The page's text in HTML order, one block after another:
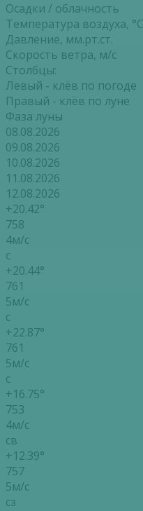
Осадки / облачность
Температура воздуха, °С
Давление, мм.рт.ст.
Скорость ветра, м/с
Столбцы:
Левый - клёв по погоде
Правый - клёв по луне
Фаза луны
08.08.2026
09.08.2026
10.08.2026
11.08.2026
12.08.2026
+20.42°
758
4м/с
с
+20.44°
761
5м/с
с
+22.87°
761
5м/с
с
+16.75°
753
4м/с
св
+12.39°
757
5м/с
сз